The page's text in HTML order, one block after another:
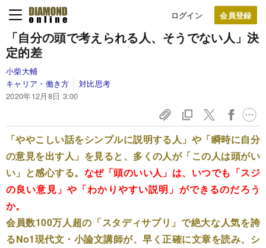
ログイン
「自分の頭で考えられる人、そうでない人」決
定的差
小柴大輔
キャリア・働き方
対比思考
2020年12月8日 3:00
「ややこしい話をシンプルに説明する人」や「瞬時に自分
の意見を出す人」を見ると、多くの人が「この人は頭がい
い」と感心する。 なぜ「頭のいい人」は、いつでも「スジ
の良い意見」や「わかりやすい説明」ができるのだろう
か。
会員数100万人超の「スタディサプリ」で絶大な人気を誇
るNo1現代文・小論文講師が、早く正確に文章を読み、シ